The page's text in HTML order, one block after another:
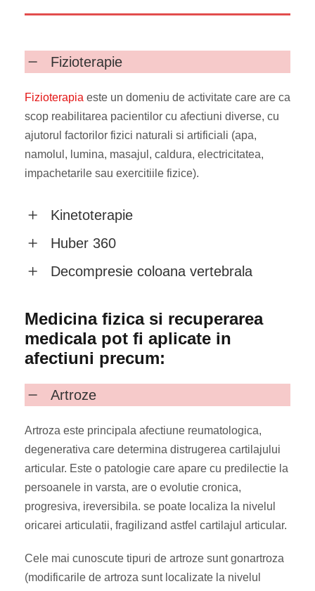
Fizioterapie
Fizioterapia este un domeniu de activitate care are ca
scop reabilitarea pacientilor cu afectiuni diverse, cu
ajutorul factorilor fizici naturali si artificiali (apa,
namolul, lumina, masajul, caldura, electricitatea,
impachetarile sau exercitiile fizice).
Kinetoterapie
Huber 360
Decompresie coloana vertebrala
Medicina fizica si recuperarea
medicala pot fi aplicate in
afectiuni precum:
Artroze
Artroza este principala afectiune reumatologica,
degenerativa care determina distrugerea cartilajului
articular. Este o patologie care apare cu predilectie la
persoanele in varsta, are o evolutie cronica,
progresiva, ireversibila. se poate localiza la nivelul
oricarei articulatii, fragilizand astfel cartilajul articular.
Cele mai cunoscute tipuri de artroze sunt gonartroza
(modificarile de artroza sunt localizate la nivelul